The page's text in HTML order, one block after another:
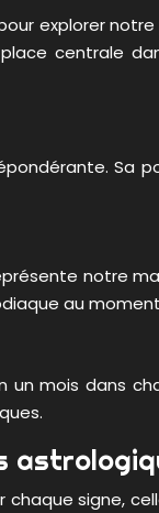
explorer
centrale
notre
au
mois dans
signe,